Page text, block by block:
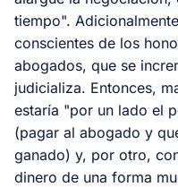
tiempo".
conscientes de los
abogados, que se
judicializa. Entonces,
estaría "por un lado el
(pagar al abogado y
ganado) y, por otro,
dinero de una forma